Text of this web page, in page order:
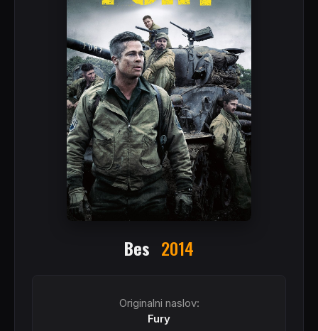
Bes 2014
Originalni naslov:
Fury